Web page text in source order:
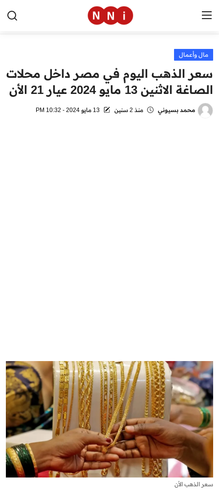
الرئيسية
اخبار مصر
العالم
مال وأعمال
سعر الذهب اليوم في مصر داخل محلات
الصاغة الاثنين 13 مايو 2024 عيار 21 الأن
محمد بسيوني منذ 2 سنين 13 مايو 2024 - 10:32 PM
سعر الذهب الأن